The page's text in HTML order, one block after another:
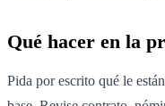
Qué hacer en la
Pida por escrito qué le